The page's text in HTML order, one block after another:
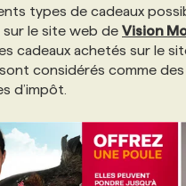
types de cadeaux
le site web de Vision
cadeaux achetés sur le
considérés comme
d’impôt.